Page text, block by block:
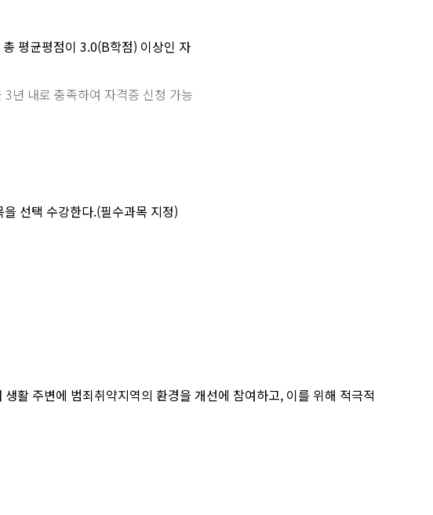
평균평점이 3.0(B학점) 이상인 자
년 내로 충족하여 자격증 신청 가능
선택 수강한다.(필수과목 지정)
활 주변에 범죄취약지역의 환경을 개선에 참여하고, 이를 위해 적극적